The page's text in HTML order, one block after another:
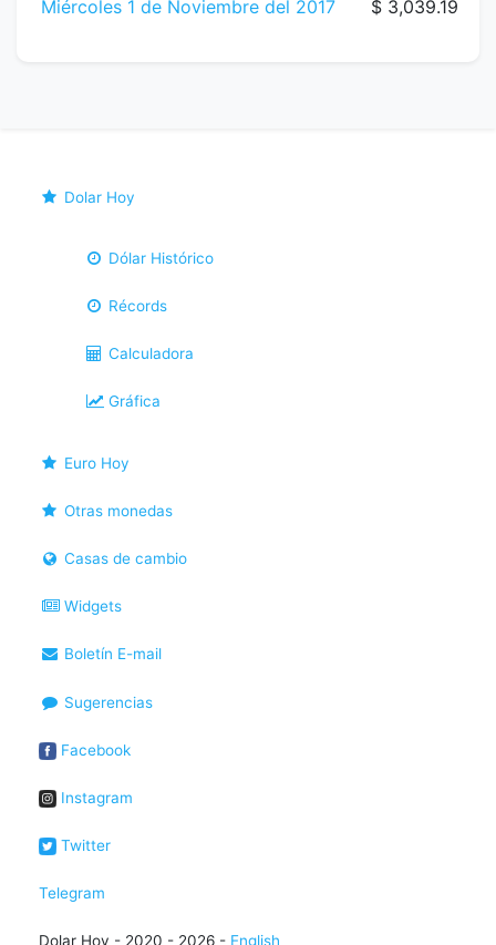
Miércoles 1 de Noviembre del 2017 $ 3,039.19
Dolar Hoy
Dólar Histórico
Récords
Calculadora
Gráfica
Euro Hoy
Otras monedas
Casas de cambio
Widgets
Boletín E-mail
Sugerencias
Facebook
Instagram
Twitter
Telegram
Dolar Hoy - 2020 - 2026 - English